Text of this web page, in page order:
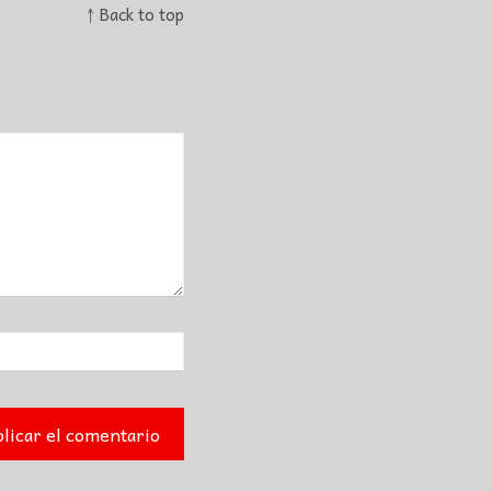
↑ Back to top